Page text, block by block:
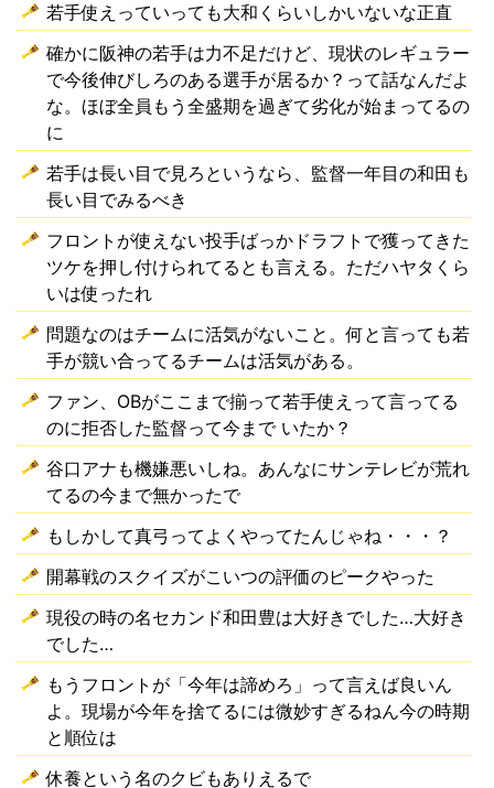
若手使えっていっても大和くらいしかいないな正直
確かに阪神の若手は力不足だけど、現状のレギュラー
で今後伸びしろのある選手が居るか？って話なんだよ
な。ほぼ全員もう全盛期を過ぎて劣化が始まってるの
に
若手は長い目で見ろというなら、監督一年目の和田も
長い目でみるべき
フロントが使えない投手ばっかドラフトで獲ってきた
ツケを押し付けられてるとも言える。ただハヤタくら
いは使ったれ
問題なのはチームに活気がないこと。何と言っても若
手が競い合ってるチームは活気がある。
ファン、OBがここまで揃って若手使えって言ってる
のに拒否した監督って今まで いたか？
谷口アナも機嫌悪いしね。あんなにサンテレビが荒れ
てるの今まで無かったで
もしかして真弓ってよくやってたんじゃね・・・？
開幕戦のスクイズがこいつの評価のピークやった
現役の時の名セカンド和田豊は大好きでした…大好き
でした…
もうフロントが「今年は諦めろ」って言えば良いん
よ。現場が今年を捨てるには微妙すぎるねん今の時期
と順位は
休養という名のクビもありえるで